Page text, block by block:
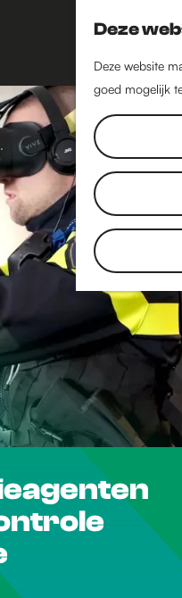
Deze
Deze website
goed mogelijk